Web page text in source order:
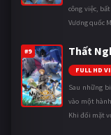
công việc,
Vương quốc
#9 Thất
FULL HD
Sau những
vào một
Khi đối mặt